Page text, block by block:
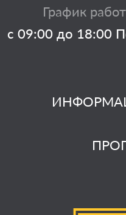
График
с 09:00 до 18:00